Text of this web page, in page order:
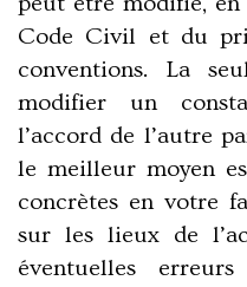
Code Civil et du
conventions. La
modifier un
l’accord de l’autre
le meilleur moyen
concrètes en votre
sur les lieux de
éventuelles